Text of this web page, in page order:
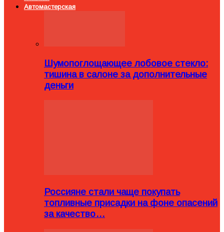
Автомастерская
Шумопоглощающее лобовое стекло:
тишина в салоне за дополнительные
деньги
Россияне стали чаще покупать
топливные присадки на фоне опасений
за качество…